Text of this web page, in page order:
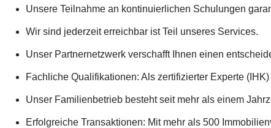
Unsere Teilnahme an kontinuierlichen Schulungen
Wir sind jederzeit erreichbar ist Teil unseres Services.
Unser Partnernetzwerk verschafft Ihnen einen
Fachliche Qualifikationen: Als zertifizierter Experte
Unser Familienbetrieb besteht seit mehr als einem
Erfolgreiche Transaktionen: Mit mehr als 500